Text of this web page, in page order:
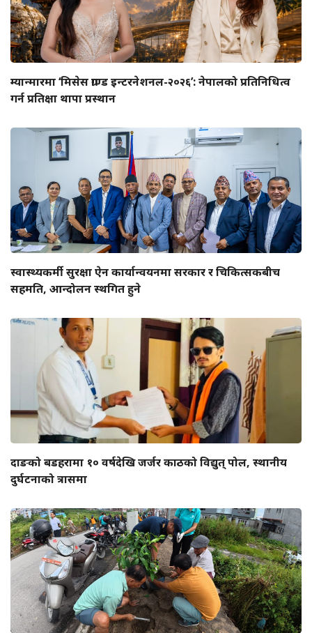
म्यान्मारमा ‘मिसेस ग्राण्ड इन्टरनेशनल-२०२६’: नेपालको प्रतिनिधित्व
गर्न प्रतिक्षा थापा प्रस्थान
स्वास्थ्यकर्मी सुरक्षा ऐन कार्यान्वयनमा सरकार र चिकित्सकबीच
सहमति, आन्दोलन स्थगित हुने
दाङको बडहरामा १० वर्षदेखि जर्जर काठको विद्युत् पोल, स्थानीय
दुर्घटनाको त्रासमा